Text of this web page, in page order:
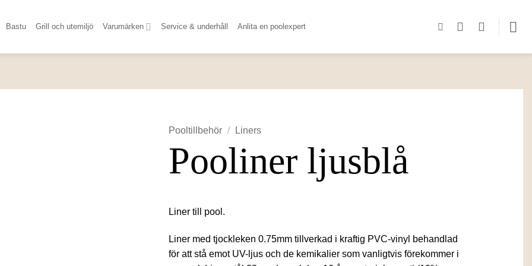
Bastu Grill och utemiljö Varumärken Service & underhåll Anlita en poolexpert
Pooltillbehör / Liners
Pooliner ljusblå
Liner till pool.
Liner med tjockleken 0.75mm tillverkad i kraftig PVC-vinyl behandlad
för att stå emot UV-ljus och de kemikalier som vanligtvis förekommer i